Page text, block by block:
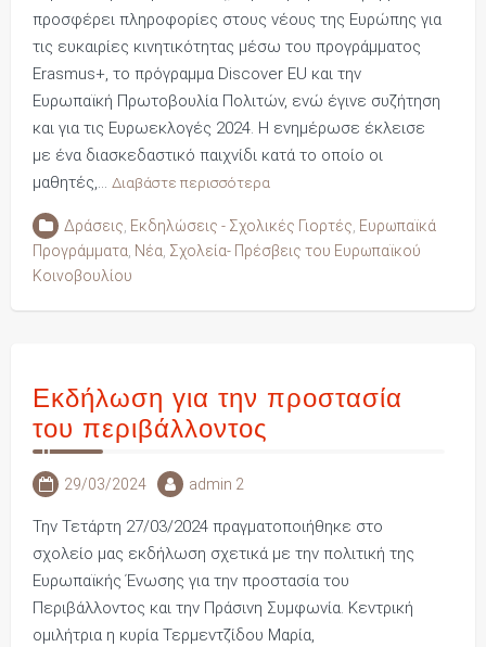
προσφέρει πληροφορίες στους νέους της Ευρώπης για
τις ευκαιρίες κινητικότητας μέσω του προγράμματος
Erasmus+, το πρόγραμμα Discover EU και την
Ευρωπαϊκή Πρωτοβουλία Πολιτών, ενώ έγινε συζήτηση
και για τις Ευρωεκλογές 2024. Η ενημέρωσε έκλεισε
με ένα διασκεδαστικό παιχνίδι κατά το οποίο οι
μαθητές,… Διαβάστε περισσότερα
Δράσεις, Εκδηλώσεις - Σχολικές Γιορτές, Ευρωπαϊκά
Προγράμματα, Νέα, Σχολεία- Πρέσβεις του Ευρωπαϊκού
Κοινοβουλίου
Εκδήλωση για την προστασία
του περιβάλλοντος
29/03/2024 admin 2
Την Τετάρτη 27/03/2024 πραγματοποιήθηκε στο
σχολείο μας εκδήλωση σχετικά με την πολιτική της
Ευρωπαϊκής Ένωσης για την προστασία του
Περιβάλλοντος και την Πράσινη Συμφωνία. Κεντρική
ομιλήτρια η κυρία Τερμεντζίδου Μαρία,